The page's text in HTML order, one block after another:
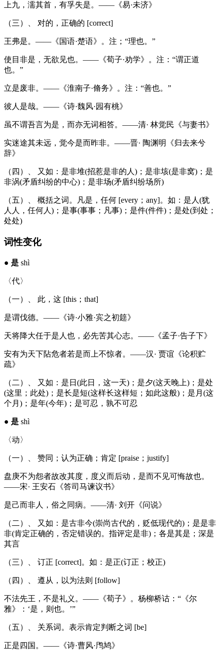
上九，濡其首，有孚失是。——《易·未济》
（三）、 对的，正确的 [correct]
王弗是。——《国语·楚语》。注；“理也。”
使目非是，无欲见也。——《荀子·劝学》。注：“谓正道
也。”
立是废非。——《淮南子·脩务》。注：“善也。”
彼人是哉。——《诗·魏风·园有桃》
虽不谓吾言为是，而亦无词相答。——清· 林觉民《与妻书》
实迷途其未远，觉今是而昨非。——晋· 陶渊明《归去来兮
辞》
（四）、 又如：是非堆(招惹是非的人)；是非垓(是非窝)；是
非涡(矛盾纠纷的中心)；是非场(矛盾纠纷场所)
（五）、 概括之词。凡是，任何 [every；any]。如：是人(犹
人人，任何人)；是事(事事；凡事)；是件(件件)；是处(到处；
处处)
词性变化
● 是 shì
〈代〉
（一）、 此，这 [this；that]
是谓伐德。——《诗·小雅·宾之初筵》
天将降大任于是人也，必先苦其心志。——《孟子·告子下》
安有为天下阽危者若是而上不惊者。——汉· 贾谊《论积贮
疏》
（二）、 又如：是日(此日，这一天)；是夕(这天晚上)；是处
(这里；此处)；是长是短(这样长这样短；如此这般)；是月(这
个月)；是年(今年)；是可忍，孰不可忍
● 是 shì
〈动〉
（一）、 赞同；认为正确；肯定 [praise；justify]
盘庚不为怨者故改其度，度义而后动，是而不见可悔故也。
——宋· 王安石《答司马谏议书》
是己而非人，俗之同病。——清· 刘开《问说》
（二）、 又如：是古非今(崇尚古代的，贬低现代的)；是是非
非(肯定正确的，否定错误的。指评定是非)；各是其是；深是
其言
（三）、 订正 [correct]。如：是正(订正；校正)
（四）、 遵从，以为法则 [follow]
不法先王，不是礼义。——《荀子》。杨柳桥诂：“《尔
雅》：‘是，则也。’”
（五）、 关系词。表示肯定判断之词 [be]
正是四国。——《诗·曹风·鸤鸠》